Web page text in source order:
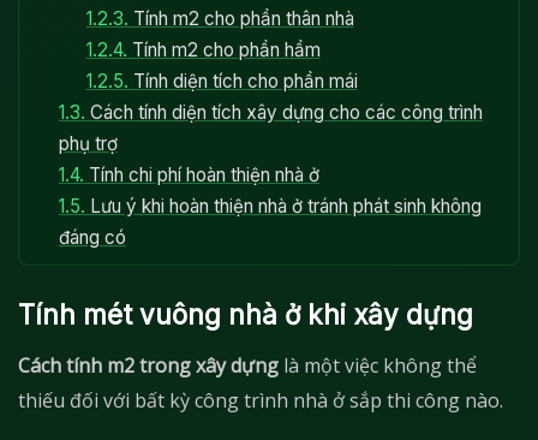
1.2.3. Tính m2 cho phần thân nhà
1.2.4. Tính m2 cho phần hầm
1.2.5. Tính diện tích cho phần mái
1.3. Cách tính diện tích xây dựng cho các công trình
phụ trợ
1.4. Tính chi phí hoàn thiện nhà ở
1.5. Lưu ý khi hoàn thiện nhà ở tránh phát sinh không
đáng có
Tính mét vuông nhà ở khi xây dựng
Cách tính m2 trong xây dựng là một việc không thể
thiếu đối với bất kỳ công trình nhà ở sắp thi công nào.